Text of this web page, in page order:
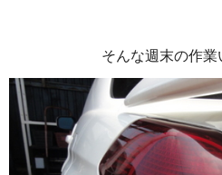
そんな週末の作業